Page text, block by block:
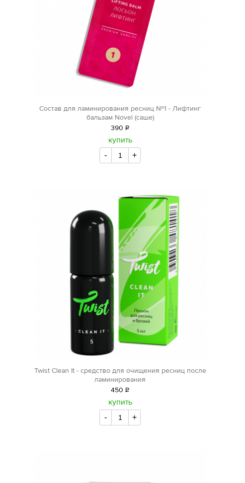
Состав для ламинирования ресниц №1 - Лифтинг
бальзам Novel (саше)
390 Р
уб.
купить
- +
Twist Clean It - средство для очищения ресниц после
ламинирования
450 Р
уб.
купить
- +